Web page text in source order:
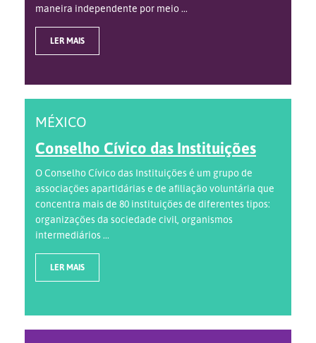
maneira independente por meio ...
LER MAIS
MÉXICO
Conselho Cívico das Instituições
O Conselho Cívico das Instituições é um grupo de
associações apartidárias e de afiliação voluntária que
concentra mais de 80 instituições de diferentes tipos:
organizações da sociedade civil, organismos
intermediários ...
LER MAIS